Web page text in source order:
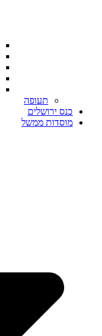
תעופה
כנס ירושלים
מוסדות ממשל